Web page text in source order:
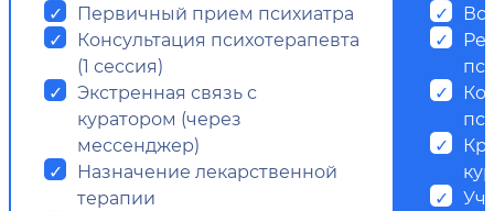
Первичный прием психиатра
Консультация психотерапевта
(1 сессия)
Экстренная связь с
куратором (через
мессенджер)
Назначение лекарственной
терапии